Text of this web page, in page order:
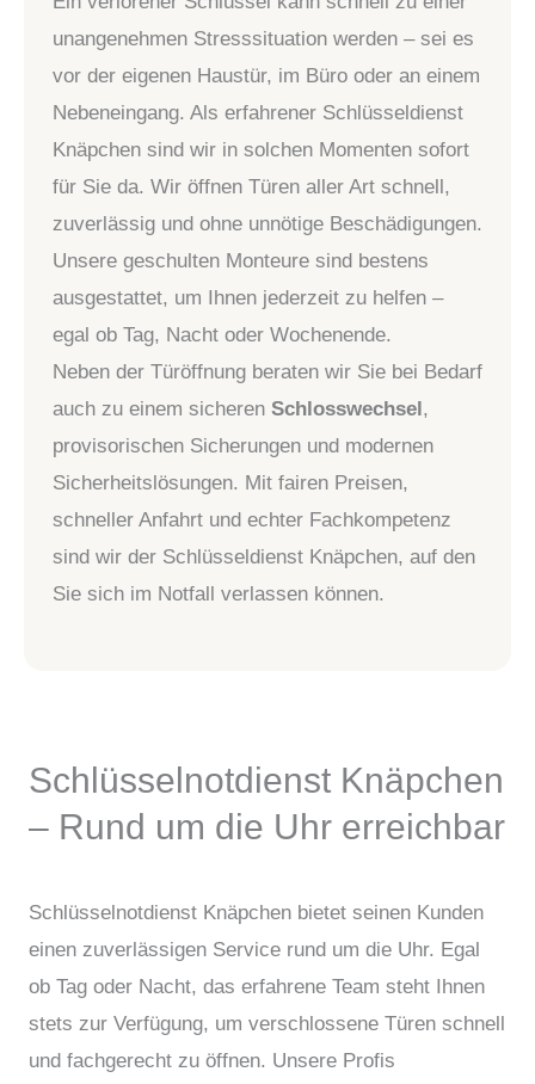
unangenehmen Stresssituation werden – sei es
vor der eigenen Haustür, im Büro oder an einem
Nebeneingang. Als erfahrener Schlüsseldienst
Knäpchen sind wir in solchen Momenten sofort
für Sie da. Wir öffnen Türen aller Art schnell,
zuverlässig und ohne unnötige Beschädigungen.
Unsere geschulten Monteure sind bestens
ausgestattet, um Ihnen jederzeit zu helfen –
egal ob Tag, Nacht oder Wochenende.
Neben der Türöffnung beraten wir Sie bei Bedarf
auch zu einem sicheren Schlosswechsel,
provisorischen Sicherungen und modernen
Sicherheitslösungen. Mit fairen Preisen,
schneller Anfahrt und echter Fachkompetenz
sind wir der Schlüsseldienst Knäpchen, auf den
Sie sich im Notfall verlassen können.
Schlüsselnotdienst Knäpchen
– Rund um die Uhr erreichbar
Schlüsselnotdienst Knäpchen bietet seinen Kunden
einen zuverlässigen Service rund um die Uhr. Egal
ob Tag oder Nacht, das erfahrene Team steht Ihnen
stets zur Verfügung, um verschlossene Türen schnell
und fachgerecht zu öffnen. Unsere Profis